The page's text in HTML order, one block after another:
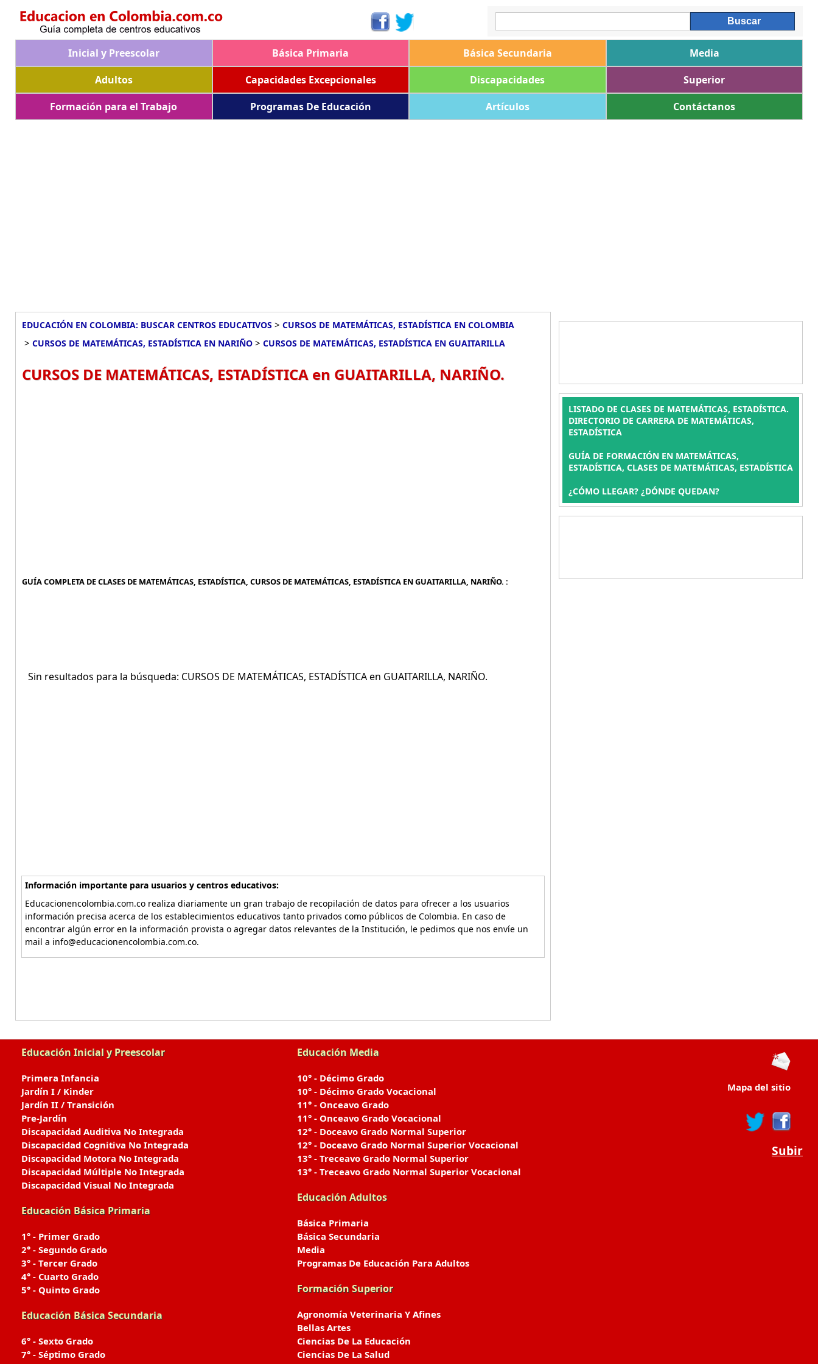
Inicial y Preescolar Básica Primaria Básica Secundaria
Media
Adultos
Capacidades Excepcionales Discapacidades
Superior
Formación para el Trabajo
Programas De Educación Artículos Contáctanos
EDUCACIÓN EN COLOMBIA: BUSCAR CENTROS EDUCATIVOS > CURSOS DE MATEMÁTICAS, ESTADÍSTICA EN COLOMBIA
> CURSOS DE MATEMÁTICAS, ESTADÍSTICA EN NARIÑO > CURSOS DE MATEMÁTICAS, ESTADÍSTICA EN GUAITARILLA
CURSOS DE MATEMÁTICAS, ESTADÍSTICA en GUAITARILLA, NARIÑO.
GUÍA COMPLETA DE CLASES DE MATEMÁTICAS, ESTADÍSTICA, CURSOS DE MATEMÁTICAS, ESTADÍSTICA EN GUAITARILLA, NARIÑO. :
Sin resultados para la búsqueda: CURSOS DE MATEMÁTICAS, ESTADÍSTICA en GUAITARILLA, NARIÑO.
Información importante para usuarios y centros educativos:
Educacionencolombia.com.co realiza diariamente un gran trabajo de recopilación de datos para ofrecer a los usuarios
información precisa acerca de los establecimientos educativos tanto privados como públicos de Colombia. En caso de
encontrar algún error en la información provista o agregar datos relevantes de la Institución, le pedimos que nos envíe un
mail a info@educacionencolombia.com.co.
LISTADO DE CLASES DE MATEMÁTICAS, ESTADÍSTICA.
DIRECTORIO DE CARRERA DE MATEMÁTICAS,
ESTADÍSTICA
GUÍA DE FORMACIÓN EN MATEMÁTICAS,
ESTADÍSTICA, CLASES DE MATEMÁTICAS, ESTADÍSTICA
¿CÓMO LLEGAR? ¿DÓNDE QUEDAN?
Educación Inicial y Preescolar
Primera Infancia
Jardín I / Kinder
Jardín II / Transición
Pre-Jardín
Discapacidad Auditiva No Integrada
Discapacidad Cognitiva No Integrada
Discapacidad Motora No Integrada
Discapacidad Múltiple No Integrada
Discapacidad Visual No Integrada
Educación Básica Primaria
1° - Primer Grado
2° - Segundo Grado
3° - Tercer Grado
4° - Cuarto Grado
5° - Quinto Grado
Educación Básica Secundaria
6° - Sexto Grado
7° - Séptimo Grado
Educación Media
10° - Décimo Grado
10° - Décimo Grado Vocacional
11° - Onceavo Grado
11° - Onceavo Grado Vocacional
12° - Doceavo Grado Normal Superior
12° - Doceavo Grado Normal Superior Vocacional
13° - Treceavo Grado Normal Superior
13° - Treceavo Grado Normal Superior Vocacional
Educación Adultos
Básica Primaria
Básica Secundaria
Media
Programas De Educación Para Adultos
Formación Superior
Agronomía Veterinaria Y Afines
Bellas Artes
Ciencias De La Educación
Ciencias De La Salud
Mapa del sitio
Subir